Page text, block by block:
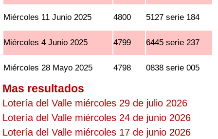
Miércoles 11 Junio 2025 4800 5127 serie 184
Miércoles 4 Junio 2025 4799 6445 serie 237
Miércoles 28 Mayo 2025 4798 0838 serie 005
Mas resultados
Lotería del Valle miércoles 29 de julio 2026
Lotería del Valle miércoles 24 de junio 2026
Lotería del Valle miércoles 17 de junio 2026